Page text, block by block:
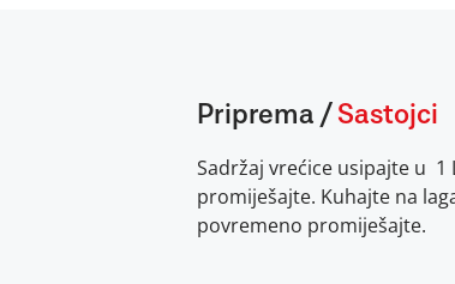
Priprema / Sastojci
Sadržaj vrećice usipajte u 1
promiješajte. Kuhajte na
povremeno promiješajte.